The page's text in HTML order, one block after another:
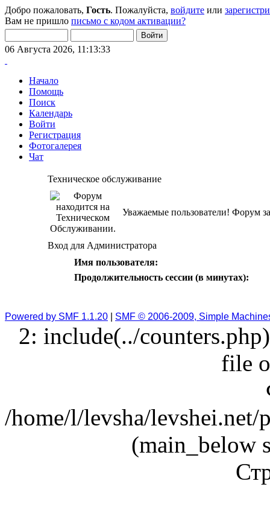
Добро пожаловать, Гость. Пожалуйста, войдите или
Вам не пришло письмо с кодом активации?
06 Августа 2026, 11:13:33
Начало
Помощь
Поиск
Календарь
Войти
Регистрация
Фотогалерея
Чат
Техническое обслуживание
Уважаемые пользователи! Форум
Вход для Администратора
Имя пользователя:
Продолжительность сессии (в минутах):
Powered by SMF 1.1.20 SMF © 2006-2009, Simple
2: include(../
file
/home/l/levsha/
(main_below